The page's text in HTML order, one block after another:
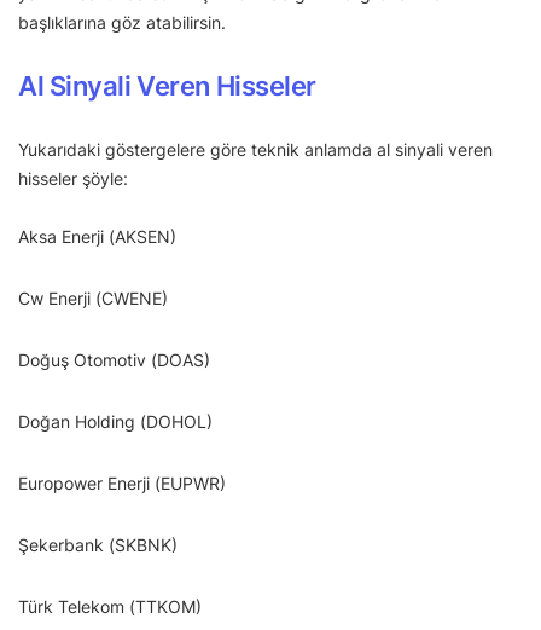
başlıklarına göz atabilirsin.
Al Sinyali Veren Hisseler
Yukarıdaki göstergelere göre teknik anlamda al sinyali veren
hisseler şöyle:
Aksa Enerji (AKSEN)
Cw Enerji (CWENE)
Doğuş Otomotiv (DOAS)
Doğan Holding (DOHOL)
Europower Enerji (EUPWR)
Şekerbank (SKBNK)
Türk Telekom (TTKOM)